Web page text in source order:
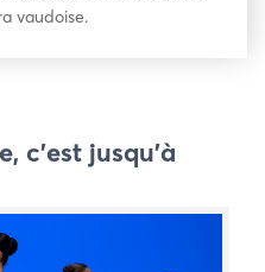
vaudoise.
c’est jusqu’à